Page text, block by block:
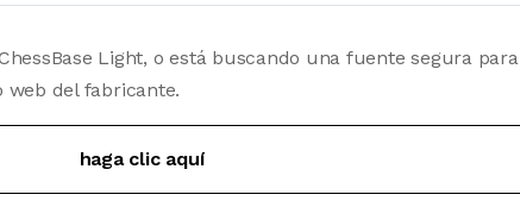
Light, o está buscando una fuente segura para
web del fabricante.
haga clic aquí